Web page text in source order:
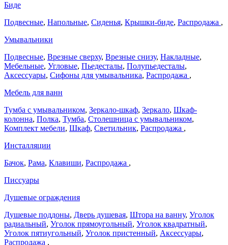
Биде
Подвесные, Напольные, Сиденья, Крышки-биде, Распродажа ,
Умывальники
Подвесные, Врезные сверху, Врезные снизу, Накладные,
Мебельные, Угловые, Пьедесталы, Полупьедесталы,
Аксессуары, Сифоны для умывальника, Распродажа ,
Мебель для ванн
Тумба с умывальником, Зеркало-шкаф, Зеркало, Шкаф-
колонна, Полка, Тумба, Столешница с умывальником,
Комплект мебели, Шкаф, Светильник, Распродажа ,
Инсталляции
Бачок, Рама, Клавиши, Распродажа ,
Писсуары
Душевые ограждения
Душевые поддоны, Дверь душевая, Штора на ванну, Уголок
радиальный, Уголок прямоугольный, Уголок квадратный,
Уголок пятиугольный, Уголок пристенный, Аксессуары,
Распродажа ,